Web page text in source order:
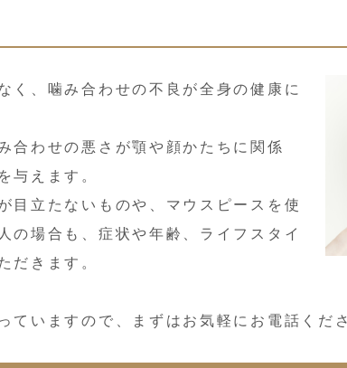
く、噛み合わせの不良が全身の健康に
合わせの悪さが顎や顔かたちに関係
与えます。
目立たないものや、マウスピースを使
の場合も、症状や年齢、ライフスタイ
だきます。
ていますので、まずはお気軽にお電話くだ